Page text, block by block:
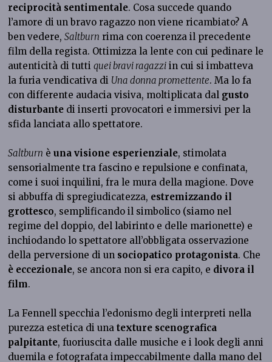
reciprocità sentimentale. Cosa succede quando
l’amore di un bravo ragazzo non viene ricambiato? A
ben vedere,Saltburn rima con coerenza il precedente
film della regista. Ottimizza la lente con cui pedinare le
autenticità di tuttiquei bravi ragazzi in cui si imbatteva
la furia vendicativa di Una donna promettente. Ma lo fa
con differente audacia visiva, moltiplicata dal gusto
disturbante di inserti provocatori e immersivi per la
sfida lanciata allo spettatore.
Saltburn èuna visione esperienziale, stimolata
sensorialmente tra fascino e repulsione e confinata,
come i suoi inquilini, fra le mura della magione. Dove
si abbuffa di spregiudicatezza, estremizzando il
grottesco, semplificando il simbolico (siamo nel
regime del doppio, del labirinto e delle marionette) e
inchiodando lo spettatore all’obbligata osservazione
della perversione di un sociopatico protagonista. Che
è eccezionale, se ancora non si era capito, e divora il
film.
La Fennell specchia l’edonismo degli interpreti nella
purezza estetica di unatexture scenografica
palpitante, fuoriuscita dalle musiche e i look degli anni
duemila e fotografata impeccabilmente dalla mano del